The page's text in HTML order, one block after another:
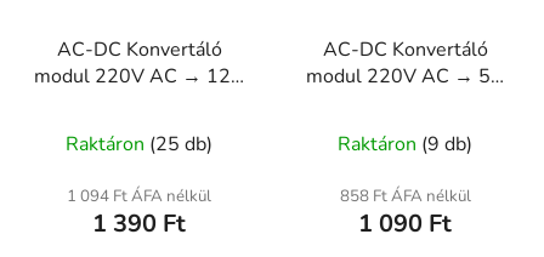
AC-DC Konvertáló
modul 220V AC → 12V
Raktáron (25 db)
1 094 Ft ÁFA nélkül
1 390 Ft
AC-DC Konvertáló
modul 220V AC → 5V
Raktáron (9 db)
858 Ft ÁFA nélkül
1 090 Ft